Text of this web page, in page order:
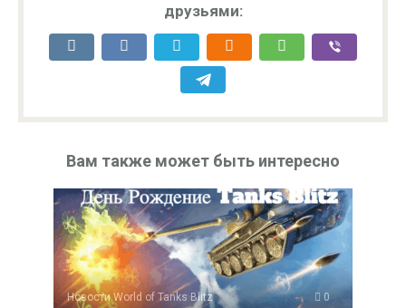
друзьями:
Вам также может быть интересно
Новости World of Tanks Blitz 0